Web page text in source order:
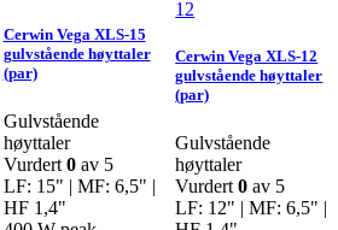
Cerwin Vega XLS-15
gulvstående høyttaler
(par)
Gulvstående
høyttaler
Vurdert 0av 5
LF: 15" | MF: 6,5" |
HF 1,4"
Cerwin Vega XLS-12
gulvstående høyttaler
(par)
Gulvstående
høyttaler
Vurdert0 av 5
LF: 12" | MF: 6,5" |